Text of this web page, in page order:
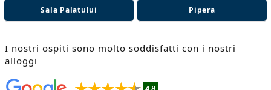
Sala Palatului Pipera
I nostri ospiti sono molto soddisfatti con i nostri
alloggi